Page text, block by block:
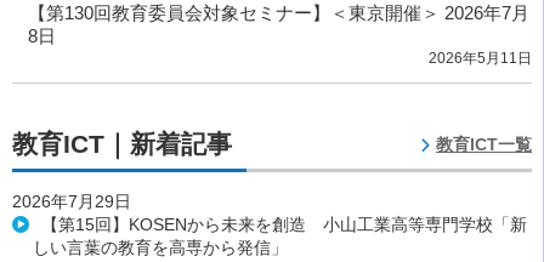
【第130回教育委員会対象セミナー】＜東京開催＞ 2026年7月
8日
2026年5月11日
教育ICT｜新着記事 教育ICT一覧
2026年7月29日
【第15回】KOSENから未来を創造 小山工業高等専門学校「新
しい言葉の教育を高専から発信」